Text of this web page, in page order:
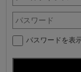
パスワードを表